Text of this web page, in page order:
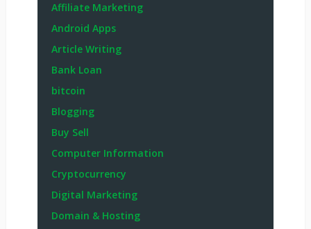
Affiliate Marketing
Android Apps
Article Writing
Bank Loan
bitcoin
Blogging
Buy Sell
Computer Information
Cryptocurrency
Digital Marketing
Domain & Hosting